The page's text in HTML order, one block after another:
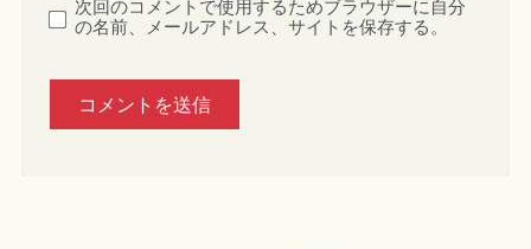
次回のコメントで使用するためブラウザーに自分
の名前、メールアドレス、サイトを保存する。